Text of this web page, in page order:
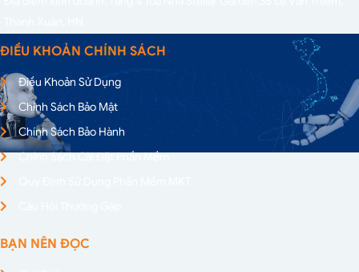
ĐIỀU KHOẢN CHÍNH SÁCH
Điều Khoản Sử Dụng
Chính Sách Bảo Mật
Chính Sách Bảo Hành
Chính Sách Cài Đặt Phần Mềm
BẠN NÊN ĐỌC